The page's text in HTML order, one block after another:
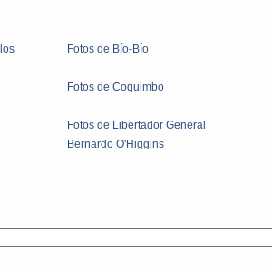
Fotos de Bío-Bío
Fotos de Coquimbo
Fotos de Libertador General
Bernardo O'Higgins